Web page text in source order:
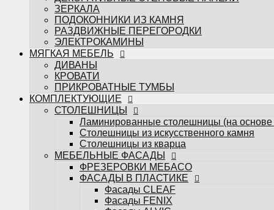
Столешницы из кварца
МЕБЕЛЬНЫЕ ФАСАДЫ
ФРЕЗЕРОВКИ МЕБАСО
ФАСАДЫ В ПЛАСТИКЕ
Фасады CLEAF
Фасады FENIX
Фасады MATTELUX
Фасады ARPA
Фасады AGT
КРАШЕННЫЕ ФАСАДЫ (ЭМАЛЬ)
ФАСАДЫ В ПЛЁНКЕ ПВХ
Пленки ADILET
Пленки GREENWOOD
Пленки ТАДЖ
ФАСАДЫ ИЗ МАССИВА ДЕРЕВА
ШПОНИРОВАННЫЕ ФАСАДЫ
КУХОННЫЕ ФАРТУКИ
КУХОННЫЕ ФАРТУКИ НА ОСНОВЕ МДФ
ЗЕРКАЛА
ПОДОКОННИКИ ИЗ КАМНЯ
РАЗДВИЖНЫЕ ПЕРЕГОРОДКИ
ЭЛЕКТРОКАМИНЫ
МЯГКАЯ МЕБЕЛЬ
ДИВАНЫ
КРОВАТИ
ПРИКРОВАТНЫЕ ТУМБЫ
КОМПЛЕКТУЮЩИЕ
СТОЛЕШНИЦЫ
Ламинированные столешницы (на
Столешницы из искусственного камня
Столешницы из кварца
МЕБЕЛЬНЫЕ ФАСАДЫ
ФРЕЗЕРОВКИ МЕБАСО
ФАСАДЫ В ПЛАСТИКЕ
Фасады CLEAF
Фасады FENIX